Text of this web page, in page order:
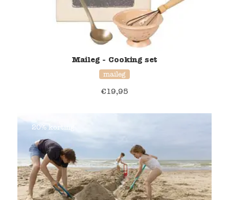
Maileg - Cooking set
maileg
€19,95
20% korting